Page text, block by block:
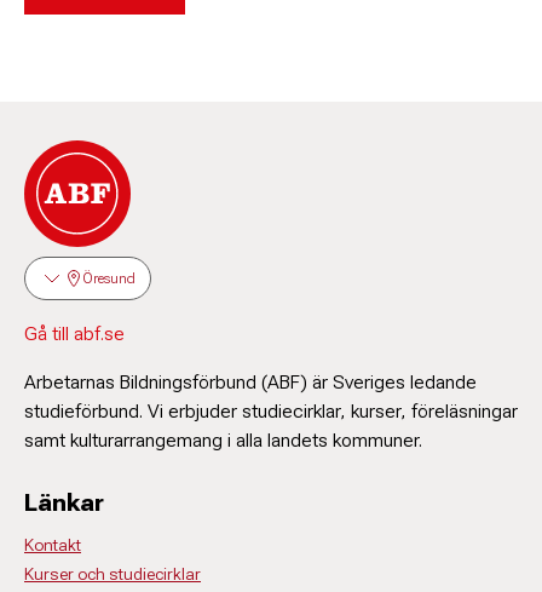
Öresund
Gå till abf.se
Arbetarnas Bildningsförbund (ABF) är Sveriges ledande
studieförbund. Vi erbjuder studiecirklar, kurser, föreläsningar
samt kulturarrangemang i alla landets kommuner.
Länkar
Kontakt
Kurser och studiecirklar